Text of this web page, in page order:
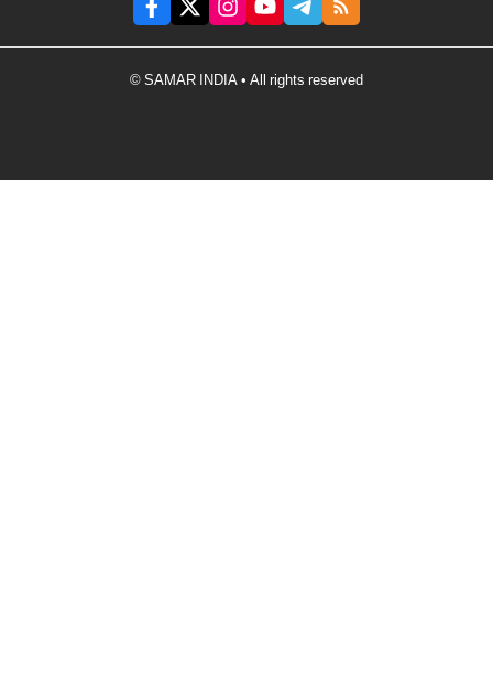
© SAMAR INDIA • All rights reserved